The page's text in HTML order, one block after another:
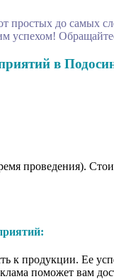
до
в
проведения).
продукции. Ее
поможет вам